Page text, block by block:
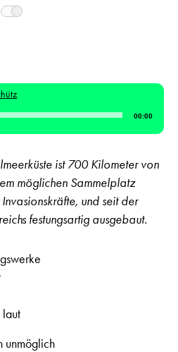
00:00
ist 700 Kilometer von
möglichen Sammelplatz
und seit der
festungsartig ausgebaut.
laut
unmöglich